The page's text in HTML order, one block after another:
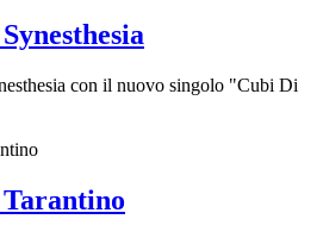
con il nuovo singolo "Cubi Di
Tarantino